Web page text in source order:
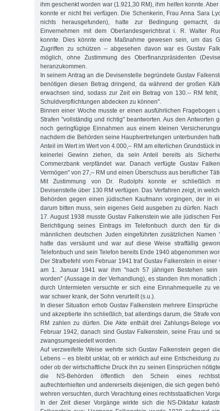
ihm geschenkt worden war (1.921,30 RM), ihm helfen konnte.
konnte er nicht frei verfügen. Die Schenkerin, Frau Anna Sara
nichts herausgefunden), hatte zur Bedingung gemacht,
Einvernehmen mit dem Oberlandesgerichtsrat i. R. Walter
konnte. Dies könnte eine Maßnahme gewesen sein, um das
Zugriffen zu schützen – abgesehen davon war es Gustav
möglich, ohne Zustimmung des Oberfinanzpräsidenten
heranzukommen.
In seinem Antrag an die Devisenstelle begründete Gustav
benötigen diesen Betrag dringend, da während der großen
erwachsen sind, sodass zur Zeit ein Betrag von 130.-- RM
Schuldverpflichtungen abdecken zu können".
Binnen einer Woche musste er einen ausführlichen Fragebogen
Strafen "vollständig und richtig" beantworten. Aus den Antworten
noch geringfügige Einnahmen aus einem kleinen
nachdem die Behörden seine Hauptvertretungen unterbunden
Anteil im Wert im Wert von 4.000,– RM am elterlichen Grundstück
keinerlei Gewinn ziehen, da sein Anteil bereits als
Commerzbank verpfändet war. Danach verfügte Gustav
Vermögen" von 27,– RM und einen Überschuss aus beruflicher
Mit Zustimmung von Dr. Rudolphi konnte er schließlich
Devisenstelle über 130 RM verfügen. Das Verfahren zeigt, in
Behörden gegen einen jüdischen Kaufmann vorgingen, der in
darum bitten muss, sein eigenes Geld ausgeben zu dürfen.
17. August 1938 musste Gustav Falkenstein wie alle jüdischen
Berichtigung seines Eintrags im Telefonbuch durch den für
männlichen deutschen Juden eingeführten zusätzlichen Namen
hatte das versäumt und war auf diese Weise straffällig
Telefonbuch und sein Telefon bereits Ende 1940 abgenommen
Der Strafbefehl vom Februar 1941 traf Gustav Falkenstein in einer
am 1. Januar 1941 war ihm "nach 57 jährigen Bestehen sein
worden" (Aussage in der Verhandlung), es standen ihm monatlich
durch Untermieten versuchte er sich eine Einnahmequelle zu
war schwer krank, der Sohn verurteilt (s.u.).
In dieser Situation erhob Gustav Falkenstein mehrere
und akzeptierte ihn schließlich, bat allerdings darum, die Strafe
RM zahlen zu dürfen. Die Akte enthält drei Zahlungs-Belege
Februar 1942, danach sind Gustav Falkenstein, seine Frau und
zwangsumgesiedelt worden.
Auf verzweifelte Weise wehrte sich Gustav Falkenstein gegen
Lebens – es bleibt unklar, ob er wirklich auf eine Entscheidung
oder ob der wirtschaftliche Druck ihn zu seinen Einsprüchen
die NS-Behörden öffentlich den Schein eines
aufrechterhielten und andererseits diejenigen, die sich gegen
wehren versuchten, durch Verachtung eines rechtsstaatlichen
In der Zeit dieser Vorgänge wirkte sich die NS-Diktatur